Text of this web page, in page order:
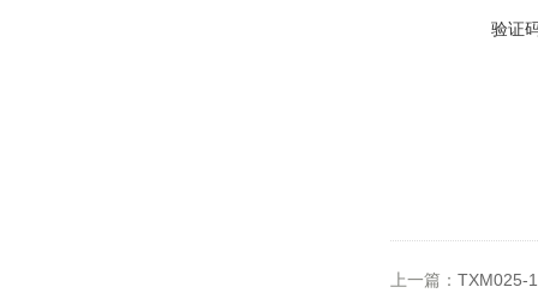
验证
上一篇： TXM025-